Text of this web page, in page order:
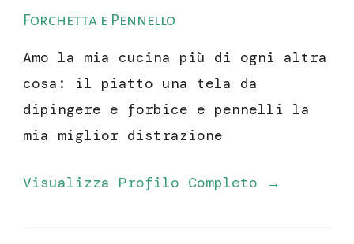
Forchetta e Pennello
Amo la mia cucina più di ogni altra
cosa: il piatto una tela da
dipingere e forbice e pennelli la
mia miglior distrazione
Visualizza Profilo Completo →